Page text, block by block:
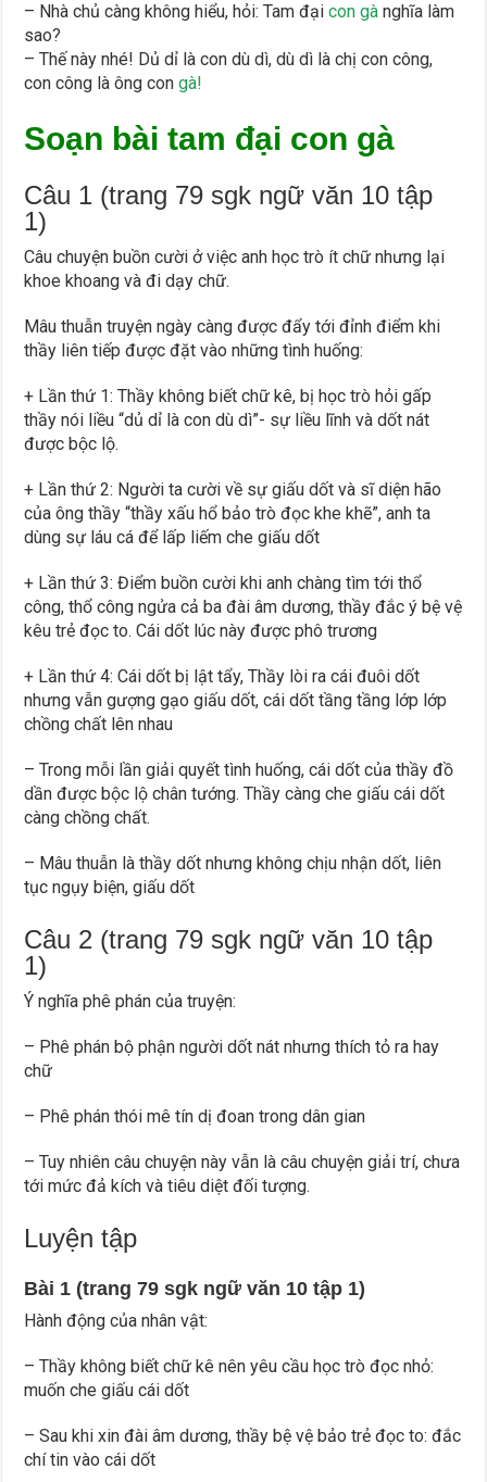
– Nhà chủ càng không hiểu, hỏi: Tam đạicon gà nghĩa làm
sao?
– Thế này nhé! Dủ dỉ là con dù dì, dù dì là chị con công,
con công là ông congà!
Soạn bài tam đại con gà
Câu 1 (trang 79 sgk ngữ văn 10 tập
1)
Câu chuyện buồn cười ở việc anh học trò ít chữ nhưng lại
khoe khoang và đi dạy chữ.
Mâu thuẫn truyện ngày càng được đẩy tới đỉnh điểm khi
thầy liên tiếp được đặt vào những tình huống:
+ Lần thứ 1: Thầy không biết chữ kê, bị học trò hỏi gấp
thầy nói liều “dủ dỉ là con dù dì”- sự liều lĩnh và dốt nát
được bộc lộ.
+ Lần thứ 2: Người ta cười về sự giấu dốt và sĩ diện hão
của ông thầy “thầy xấu hổ bảo trò đọc khe khẽ”, anh ta
dùng sự láu cá để lấp liếm che giấu dốt
+ Lần thứ 3: Điểm buồn cười khi anh chàng tìm tới thổ
công, thổ công ngửa cả ba đài âm dương, thầy đắc ý bệ vệ
kêu trẻ đọc to. Cái dốt lúc này được phô trương
+ Lần thứ 4: Cái dốt bị lật tẩy, Thầy lòi ra cái đuôi dốt
nhưng vẫn gượng gạo giấu dốt, cái dốt tầng tầng lớp lớp
chồng chất lên nhau
– Trong mỗi lần giải quyết tình huống, cái dốt của thầy đồ
dần được bộc lộ chân tướng. Thầy càng che giấu cái dốt
càng chồng chất.
– Mâu thuẫn là thầy dốt nhưng không chịu nhận dốt, liên
tục ngụy biện, giấu dốt
Câu 2 (trang 79 sgk ngữ văn 10 tập
1)
Ý nghĩa phê phán của truyện:
– Phê phán bộ phận người dốt nát nhưng thích tỏ ra hay
chữ
– Phê phán thói mê tín dị đoan trong dân gian
– Tuy nhiên câu chuyện này vẫn là câu chuyện giải trí, chưa
tới mức đả kích và tiêu diệt đối tượng.
Luyện tập
Bài 1 (trang 79 sgk ngữ văn 10 tập 1)
Hành động của nhân vật:
– Thầy không biết chữ kê nên yêu cầu học trò đọc nhỏ:
muốn che giấu cái dốt
– Sau khi xin đài âm dương, thầy bệ vệ bảo trẻ đọc to: đắc
chí tin vào cái dốt